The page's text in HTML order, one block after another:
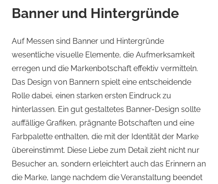
Banner und Hintergründe
Auf Messen sind Banner und Hintergründe
wesentliche visuelle Elemente, die Aufmerksamkeit
erregen und die Markenbotschaft effektiv vermitteln.
Das Design von Bannern spielt eine entscheidende
Rolle dabei, einen starken ersten Eindruck zu
hinterlassen. Ein gut gestaltetes Banner-Design sollte
auffällige Grafiken, prägnante Botschaften und eine
Farbpalette enthalten, die mit der Identität der Marke
übereinstimmt. Diese Liebe zum Detail zieht nicht nur
Besucher an, sondern erleichtert auch das Erinnern an
die Marke, lange nachdem die Veranstaltung beendet